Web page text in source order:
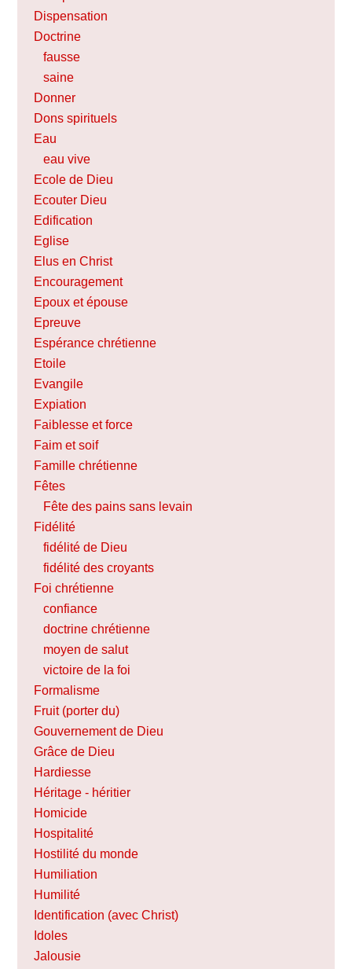
Dispensation
Doctrine
fausse
saine
Donner
Dons spirituels
Eau
eau vive
Ecole de Dieu
Ecouter Dieu
Edification
Eglise
Elus en Christ
Encouragement
Epoux et épouse
Epreuve
Espérance chrétienne
Etoile
Evangile
Expiation
Faiblesse et force
Faim et soif
Famille chrétienne
Fêtes
Fête des pains sans levain
Fidélité
fidélité de Dieu
fidélité des croyants
Foi chrétienne
confiance
doctrine chrétienne
moyen de salut
victoire de la foi
Formalisme
Fruit (porter du)
Gouvernement de Dieu
Grâce de Dieu
Hardiesse
Héritage - héritier
Homicide
Hospitalité
Hostilité du monde
Humiliation
Humilité
Identification (avec Christ)
Idoles
Jalousie